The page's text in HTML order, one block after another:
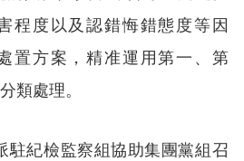
程度以及認錯悔錯態度等因
置方案，精准運用第一、第
類處理。
駐紀檢監察組協助集團黨組召